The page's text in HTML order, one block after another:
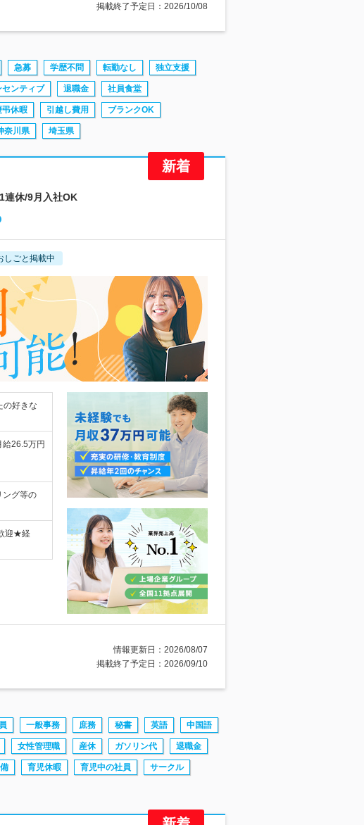
掲載終了予定日：2026/10/08
急募 学歴不問 転勤なし 独立支援
センティブ 退職金 社員食堂
弔休暇 引越し費用 ブランクOK
奈川県 埼玉県
連休/9月入社OK
しごと掲載中
の好きな
給26.5万円
ング等の
迎★経
情報更新日：2026/08/07
掲載終了予定日：2026/09/10
一般事務 庶務 秘書 英語 中国語
女性管理職 産休 ガソリン代 退職金
育児休暇 育児中の社員 サークル